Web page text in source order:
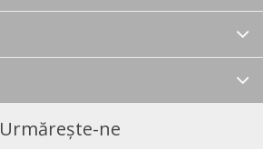
Urmărește-ne